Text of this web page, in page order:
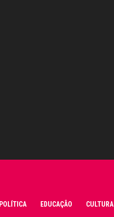
POLÍTICA EDUCAÇÃO CULTURA